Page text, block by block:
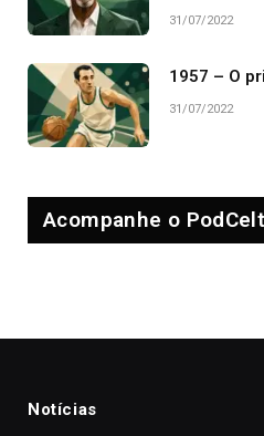
31/07/2022
1957 – O
31/07/2022
Acompanhe o
Notícias